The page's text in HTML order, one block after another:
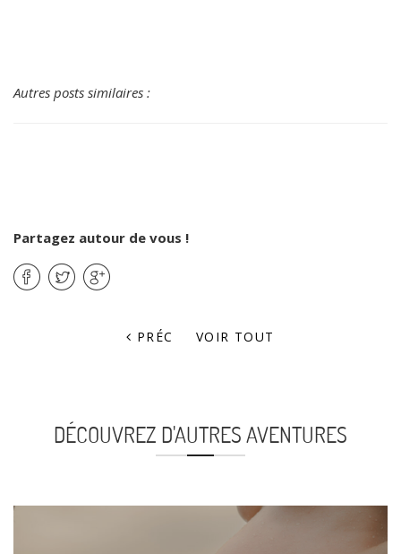
Autres posts similaires :
Partagez autour de vous !
PRÉC VOIR TOUT
DÉCOUVREZ D'AUTRES AVENTURES